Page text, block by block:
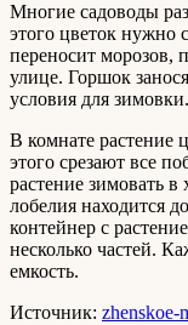
Многие садоводы
этого цветок нужно
переносит морозов,
улице. Горшок
условия для зимовки.
В комнате растение
этого срезают все
растение зимовать
лобелия находится
контейнер с
несколько частей.
емкость.
Источник: zhenskoe-